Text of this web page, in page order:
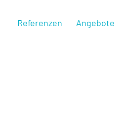
Referenzen Angebote